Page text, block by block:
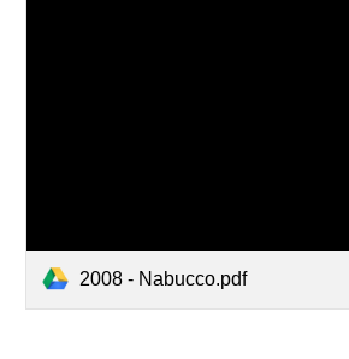
2008 - Nabucco.pdf